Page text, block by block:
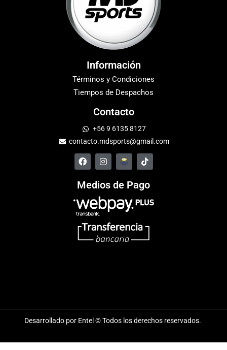
Información
Términos y Condiciones
Tiempos de Despachos
Contacto
+56 9 6135 8127
contacto.mdsports@gmail.com
Medios de Pago
Desarrollado por Entel © Todos los derechos reservados.